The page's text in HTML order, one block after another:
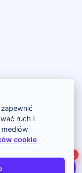
1
Pliki cookie innych
dla tej witryny.
ruch i
cookie